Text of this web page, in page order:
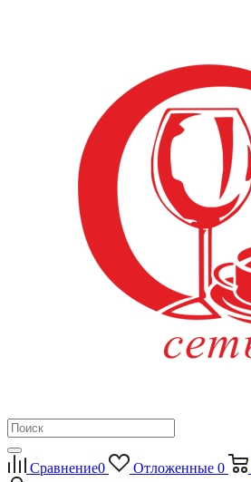
Сравнение0 Отложенные 0